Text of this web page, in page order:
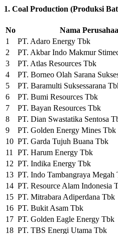
1. Coal Production (Produksi
No Nama
1
PT. Adaro Energy Tbk
2
PT. Akbar Indo Makmur
3
PT. Atlas Resources Tbk
4
PT. Borneo Olah Sarana
5
PT. Baramulti Suksessarana
6
PT. Bumi Resources Tbk
7
PT. Bayan Resources Tbk
8
PT. Dian Swastatika Sentosa
9
PT. Golden Energy Mines Tbk
10 PT. Garda Tujuh Buana Tbk
11 PT. Harum Energy Tbk
12 PT. Indika Energy Tbk
13 PT. Indo Tambangraya Megah
14 PT. Resource Alam Indonesia
15 PT. Mitrabara Adiperdana Tbk
16 PT. Bukit Asam Tbk
17 PT. Golden Eagle Energy Tbk
18 PT. TBS Energi Utama Tbk